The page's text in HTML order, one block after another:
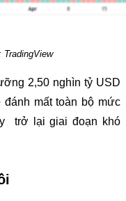
TradingView
2,50 nghìn tỷ USD
mất toàn bộ mức
trở lại giai đoạn khó